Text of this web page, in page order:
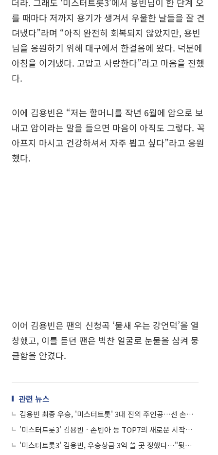
를 때마다 저까지 용기가 생겨서 우울한 날들을 잘 견
뎌냈다”라며 “아직 완전히 회복되지 않았지만, 용빈
님을 응원하기 위해 대구에서 한걸음에 왔다. 덕분에
아침을 이겨냈다. 고맙고 사랑한다”라고 마음을 전했
다.
이에 김용빈은 “저는 할머니를 작년 6월에 암으로 보
내고 암이라는 말을 들으면 마음이 아직도 그렇다. 꼭
아프지 마시고 건강하셔서 자주 뵙고 싶다”라고 응원
했다.
이어 김용빈은 팬의 신청곡 ‘물새 우는 강언덕’을 열
창했고, 이를 듣던 팬은 벅찬 얼굴로 눈물을 삼켜 뭉
클함을 안겼다.
관련 뉴스
김용빈 최종 우승, '미스터트롯' 3대 진의 주인공…선 손빈아ㆍ미 천록담
'미스터트롯3' 김용빈ㆍ손빈아 등 TOP7의 새로운 시작…유선수엔터 매니지먼트
'미스터트롯3' 김용빈, 우승상금 3억 쓸 곳 정했다…"뒷바라지한 고모에게"